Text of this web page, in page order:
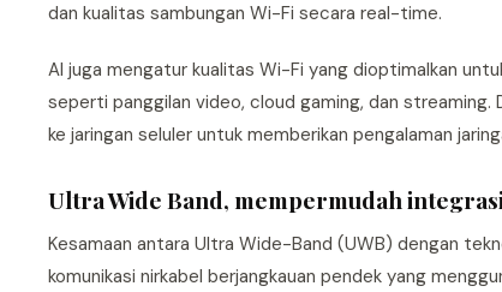
dan kualitas sambungan Wi-Fi secara real-time.
AI juga mengatur kualitas Wi-Fi yang dioptimalkan
seperti panggilan video, cloud gaming, dan streaming.
ke jaringan seluler untuk memberikan pengalaman
Ultra Wide Band, mempermudah
Kesamaan antara Ultra Wide-Band (UWB) dengan
komunikasi nirkabel berjangkauan pendek yang